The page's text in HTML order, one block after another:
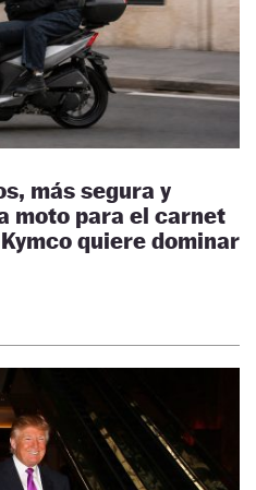
más segura y
moto para el carnet
quiere dominar